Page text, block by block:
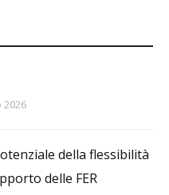
2026
della flessibilità
delle FER